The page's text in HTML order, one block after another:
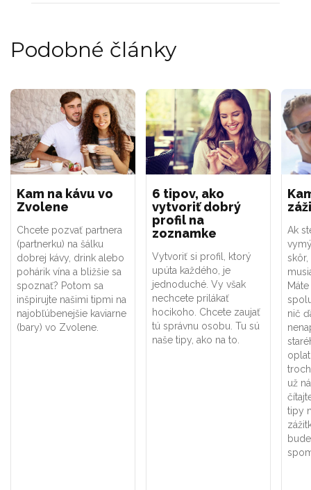
Podobné články
Kam na kávu vo
Zvolene
Chcete pozvať partnera
(partnerku) na šálku
dobrej kávy, drink alebo
pohárik vína a bližšie sa
spoznať? Potom sa
inšpirujte našimi tipmi na
najobľúbenejšie kaviarne
(bary) vo Zvolene.
6 tipov, ako
vytvoriť dobrý
profil na
zoznamke
Vytvoriť si profil, ktorý
upúta každého, je
jednoduché. Vy však
nechcete prilákať
hocikoho. Chcete zaujať
tú správnu osobu. Tu sú
naše tipy, ako na to.
Ak
nič
už
tipy